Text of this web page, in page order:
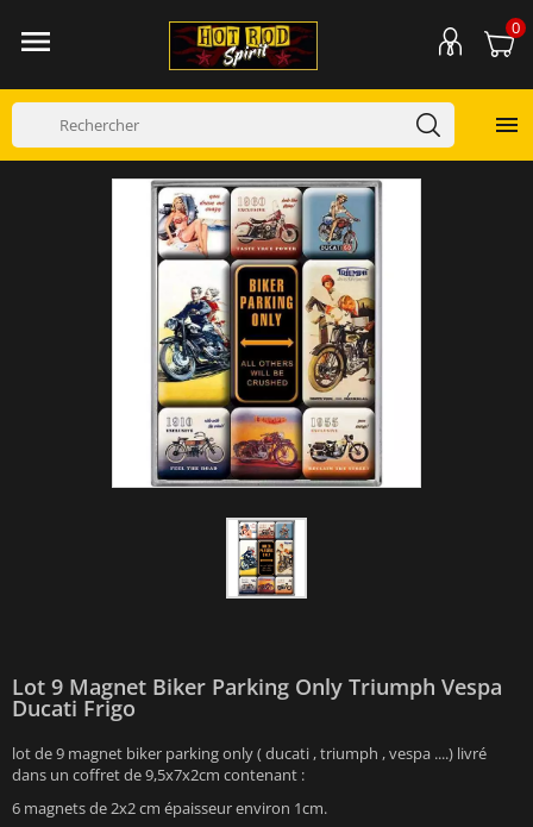
 0

Lot 9 Magnet Biker Parking Only Triumph Vespa
Ducati Frigo
lot de 9 magnet biker parking only ( ducati , triumph , vespa ....) livré
dans un coffret de 9,5x7x2cm contenant :
6 magnets de 2x2 cm épaisseur environ 1cm.